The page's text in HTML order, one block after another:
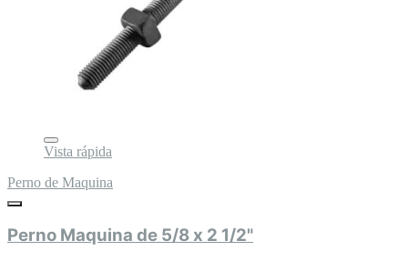
Vista rápida
Perno de Maquina
Perno Maquina de 5/8 x 2 1/2"